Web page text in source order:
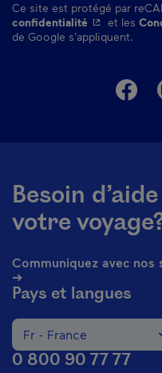
Ce site est protégé par
confidentialité - Cetet les
de Google s'appliquent.
Besoin
votre
Communiquez avec
➔
Pays et langues
Changer la langue du
Fr - France
0 800 90 77 77